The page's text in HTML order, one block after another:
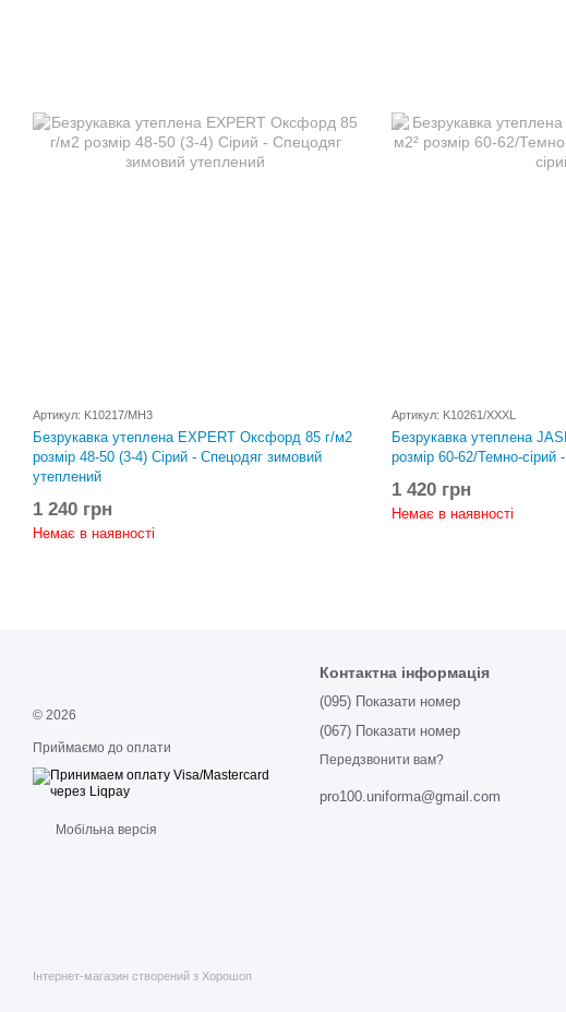
Артикул: K10217/MH3
Безрукавка утеплена EXPERT Оксфорд 85 г/м2
розмір 48-50 (3-4) Сірий - Спецодяг зимовий
утеплений
1 240 грн
Немає в наявності
Артикул: K10261/XХXL
Безрукавка утеплена
розмір 60-62/Темно-сірий
1 420 грн
Немає в наявності
© 2026
Приймаємо до оплати
Мобільна версія
Інтернет-магазин створений з Хорошоп
Контактна інформація
(095) Показати номер
(067) Показати номер
Передзвонити вам?
pro100.uniforma@gmail.com